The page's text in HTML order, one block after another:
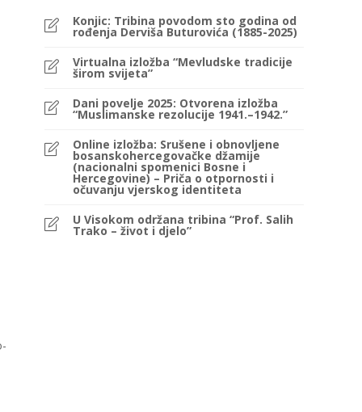
Konjic: Tribina povodom sto godina od
rođenja Derviša Buturovića (1885-2025)
Virtualna izložba “Mevludske tradicije
širom svijeta”
Dani povelje 2025: Otvorena izložba
“Muslimanske rezolucije 1941.–1942.”
Online izložba: Srušene i obnovljene
bosanskohercegovačke džamije
(nacionalni spomenici Bosne i
Hercegovine) – Priča o otpornosti i
očuvanju vjerskog identiteta
U Visokom održana tribina “Prof. Salih
Trako – život i djelo”